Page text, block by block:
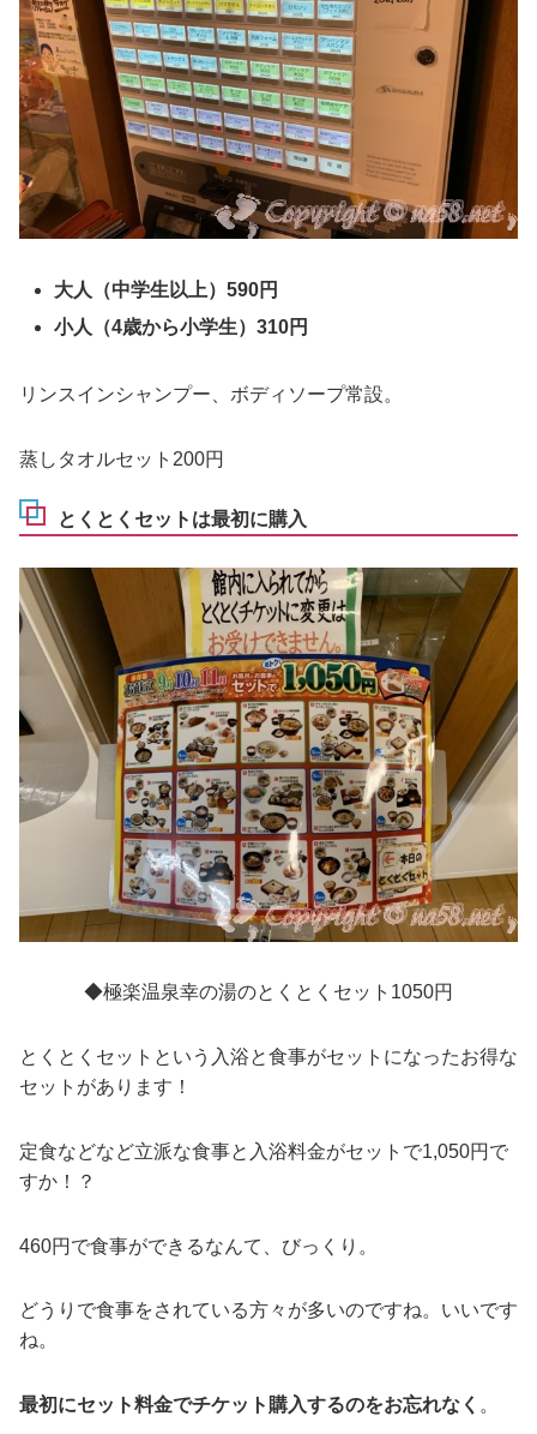
大人（中学生以上）590円
小人（4歳から小学生）310円
リンスインシャンプー、ボディソープ常設。
蒸しタオルセット200円
とくとくセットは最初に購入
◆極楽温泉幸の湯のとくとくセット1050円
とくとくセットという入浴と食事がセットになったお得な
セットがあります！
定食などなど立派な食事と入浴料金がセットで1,050円で
すか！？
460円で食事ができるなんて、びっくり。
どうりで食事をされている方々が多いのですね。いいです
ね。
最初にセット料金でチケット購入するのをお忘れなく 。